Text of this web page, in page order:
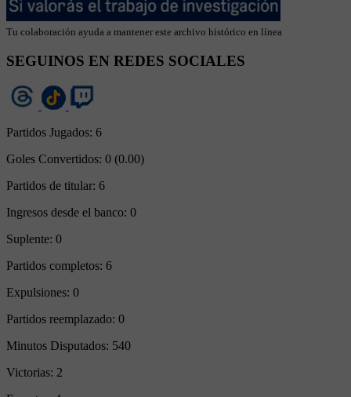
Tu colaboración ayuda a mantener este archivo histórico en línea
SEGUINOS EN REDES SOCIALES
Partidos Jugados: 6
Goles Convertidos: 0 (0.00)
Partidos de titular: 6
Ingresos desde el banco: 0
Suplente: 0
Partidos completos: 6
Expulsiones: 0
Partidos reemplazado: 0
Minutos Disputados: 540
Victorias: 2